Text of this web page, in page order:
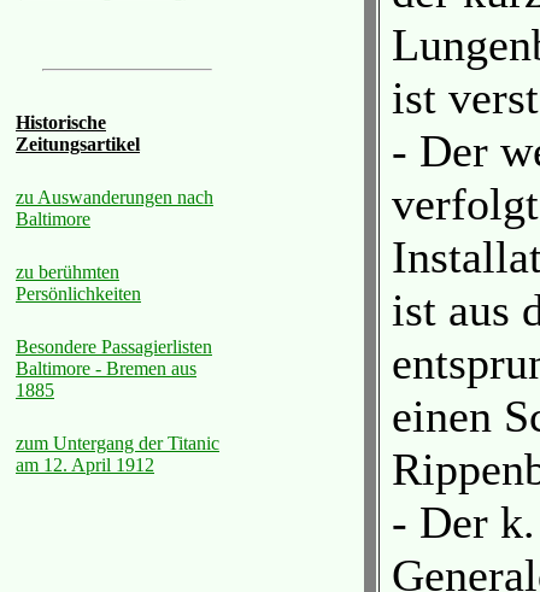
Historische
Zeitungsartikel
zu Auswanderungen nach
Baltimore
zu berühmten
Persönlichkeiten
Besondere Passagierlisten
Baltimore - Bremen aus
1885
zum Untergang der Titanic
am 12. April 1912
ist
- Der
ist aus
einen
- Der